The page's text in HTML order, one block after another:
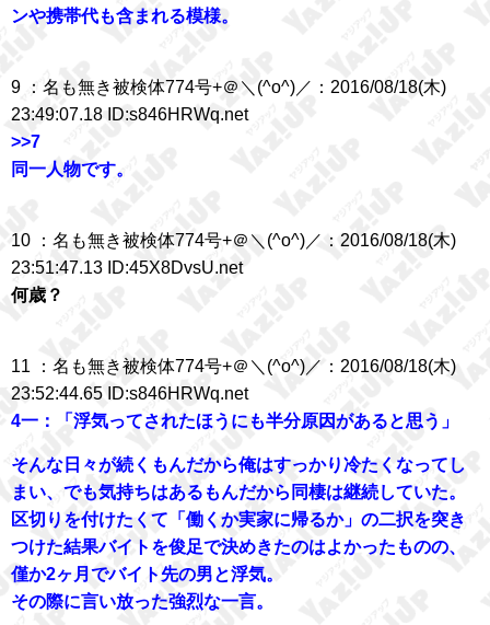
ンや携帯代も含まれる模様。
9 ：名も無き被検体774号+＠＼(^o^)／：2016/08/18(木)
23:49:07.18 ID:s846HRWq.net
>>7
同一人物です。
10 ：名も無き被検体774号+＠＼(^o^)／：2016/08/18(木)
23:51:47.13 ID:45X8DvsU.net
何歳？
11 ：名も無き被検体774号+＠＼(^o^)／：2016/08/18(木)
23:52:44.65 ID:s846HRWq.net
4一：「浮気ってされたほうにも半分原因があると思う」
そんな日々が続くもんだから俺はすっかり冷たくなってし
まい、でも気持ちはあるもんだから同棲は継続していた。
区切りを付けたくて「働くか実家に帰るか」の二択を突き
つけた結果バイトを俊足で決めきたのはよかったものの、
僅か2ヶ月でバイト先の男と浮気。
その際に言い放った強烈な一言。